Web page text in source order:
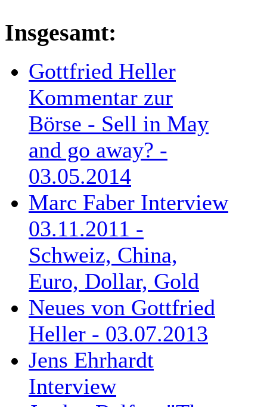
Insgesamt:
Gottfried Heller
Kommentar zur
Börse - Sell in May
and go away? -
03.05.2014
Marc Faber Interview
03.11.2011 -
Schweiz, China,
Euro, Dollar, Gold
Neues von Gottfried
Heller - 03.07.2013
Jens Ehrhardt
Interview